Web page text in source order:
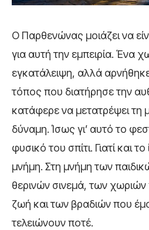
Ο Παρθενώνας μοιάζει να
για αυτή την εμπειρία. Ένα
εγκατάλειψη, αλλά
τόπος που διατήρησε την
κατάφερε να μετατρέψει τη
δύναμη. Ίσως γι’ αυτό το
φυσικό του σπίτι. Γιατί και
μνήμη. Στη μνήμη των
θερινών σινεμά, των
ζωή και των βραδιών που
τελειώνουν ποτέ.